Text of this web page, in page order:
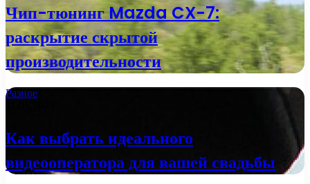
Чип-тюнинг Mazda CX-7:
раскрытие скрытой
производительности
Разное
Как выбрать идеального
видеооператора для вашей свадьбы